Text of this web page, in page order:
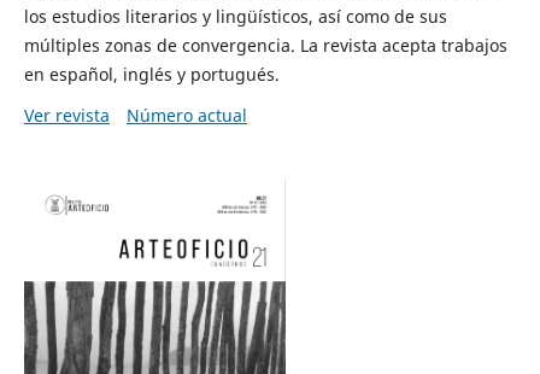
los estudios literarios y lingüísticos, así como de sus
múltiples zonas de convergencia. La revista acepta trabajos
en español, inglés y portugués.
Ver revista
Número actual